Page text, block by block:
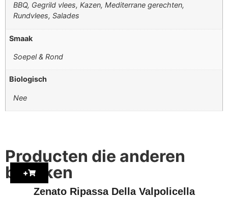
BBQ, Gegrild vlees, Kazen, Mediterrane gerechten,
Rundvlees, Salades
Smaak
Soepel & Rond
Biologisch
Nee
Producten die anderen
bekijken
+
Zenato Ripassa Della Valpolicella